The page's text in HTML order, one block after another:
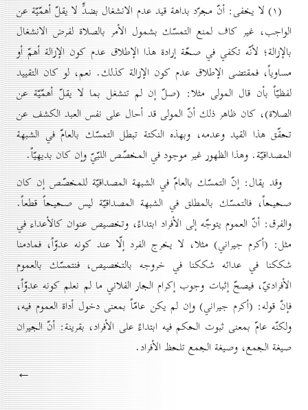
(۱) لا يخفى: أنّ مجرّد بداهة قيد عدم الانشغال بضدٍّ لا يقلّ أهمّيّة عن
الواجب، غير كاف لمنع التمسّك بشمول الأمر بالصلاة لفرض الانشغال
بالإزالة؛ لأنّه تكفي في صحّة إرادة هذا الإطلاق عدم كون الإزالة أهمّ أو
مساوياً، فمقتضى الإطلاق عدم كون الإزالة كذلك. نعم، لو كان التقييد
لفظيّاً بأن قال المولى مثلا: (صلّ إن لم تنشغل بما لا يقلّ أهمّيّة عن
الصلاة)، كان ظاهر ذلك أنّ المولى قد أحال على نفس العبد الكشف عن
تحقّق هذا القيد وعدمه، وبهذه النكتة تبطل التمسّك بالعامّ في الشبهة
المصداقيّة. وهذا الظهور غير موجود في المخصّص اللبّيّ وإن كان بديهيّاً.
وقد يقال: إنّ التمسّك بالعامّ في الشبهة المصداقيّة للمخصّص إن كان
صحيحاً، فالتمسّك بالمطلق في الشبهة المصداقيّة ليس صحيحاً قطعاً.
والفرق: أنّ العموم يتوجّه إلى الأفراد ابتداءً، وتخصيص عنوان كالأعداء في
مثل: (أكرم جيراني) مثلا، لا يخرج الفرد إلّا عند كونه عدوّاً، فمادمنا
شككنا في عدائه شككنا في خروجه بالتخصيص، فنتمسّك بالعموم
الأفراديّ، فيصحّ إثبات وجوب إكرام الجار الفلاني ما لم نعلم كونه عدوّاً،
فإنّ قوله: (أكرم جيراني) وإن لم يكن عامّاً بمعنى دخول أداة العموم فيه،
ولكنّه عامّ بمعنى ثبوت الحكم فيه ابتداءً على الأفراد، بقرينة: أنّ الجيران
صيغة الجمع، وصيغة الجمع تلحظ الأفراد.
←